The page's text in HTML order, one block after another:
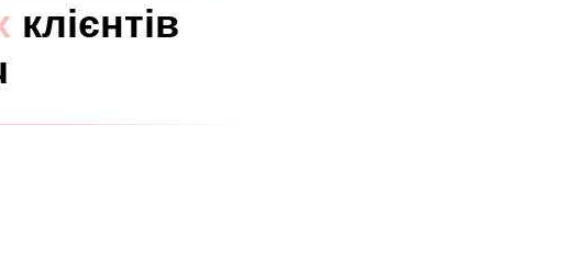
клієнтів